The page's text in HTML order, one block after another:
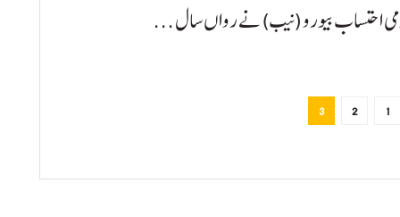
احتساب بیورو (نیب) نے رواں سال ...
1
2
3